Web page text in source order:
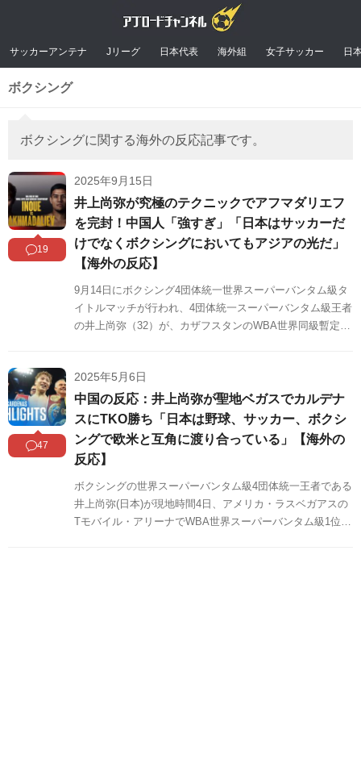
サッカーアンテナ Jリーグ 日本代表 海外組 女子サッカー 日
ボクシング
ボクシングに関する海外の反応記事です。
19
2025年9月15日
井上尚弥が究極のテクニックでアフマダリエフ
を完封！中国人「強すぎ」「日本はサッカーだ
けでなくボクシングにおいてもアジアの光だ」
【海外の反応】
9月14日にボクシング4団体統一世界スーパーバンタム級タ
イトルマッチが行われ、4団体統一スーパーバンタム級王者
の井上尚弥（32）が、カザフスタンのWBA世界同級暫定王
の反応をSNSや掲示板などからまとめましたのでご覧くだ
さい。
47
2025年5月6日
中国の反応：井上尚弥が聖地ベガスでカルデナ
スにTKO勝ち「日本は野球、サッカー、ボクシ
ングで欧米と互角に渡り合っている」【海外の
反応】
ボクシングの世界スーパーバンタム級4団体統一王者である
井上尚弥(日本)が現地時間4日、アメリカ・ラスベガアスの
Tモバイル・アリーナでWBA世界スーパーバンタム級1位の